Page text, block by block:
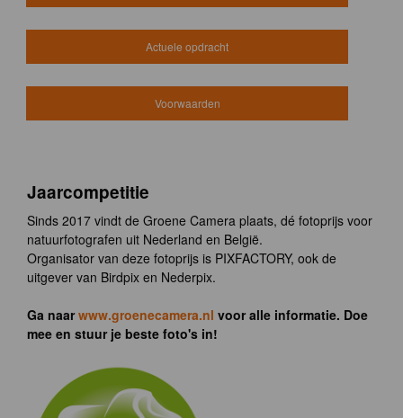
Actuele opdracht
Voorwaarden
Jaarcompetitie
Sinds 2017 vindt de Groene Camera plaats, dé fotoprijs voor
natuurfotografen uit Nederland en België.
Organisator van deze fotoprijs is PIXFACTORY, ook de
uitgever van Birdpix en Nederpix.
Ga naarwww.groenecamera.nl voor alle informatie. Doe
mee en stuur je beste foto's in!